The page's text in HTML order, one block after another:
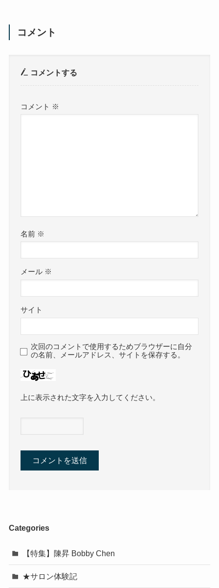
コメント
コメントする
コメント ※
名前 ※
メール ※
サイト
次回のコメントで使用するためブラウザーに自分
の名前、メールアドレス、サイトを保存する。
上に表示された文字を入力してください。
Categories
【特集】陳昇 Bobby Chen
★サロン体験記